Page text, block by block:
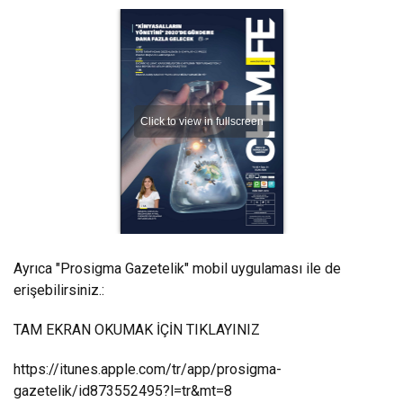
Ayrıca "Prosigma Gazetelik" mobil uygulaması ile de
erişebilirsiniz.:
TAM EKRAN OKUMAK İÇİN TIKLAYINIZ
https://itunes.apple.com/tr/app/prosigma-
gazetelik/id873552495?l=tr&mt=8